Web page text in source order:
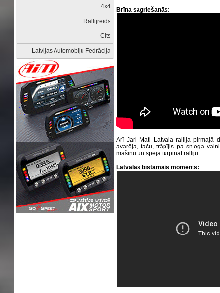
4x4
Rallijreids
Cits
Latvijas Automobiļu Fedrācija
Brīna sagriešanās:
Arī Jari Mati Latvala rallija pirmajā
avarēja, taču, trāpījis pa sniega
mašīnu un spēja turpināt ralliju.
Latvalas bīstamais moments: